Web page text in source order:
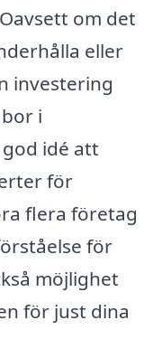
om det
eller
investering
i
idé att
för
flera företag
för
möjlighet
för just dina